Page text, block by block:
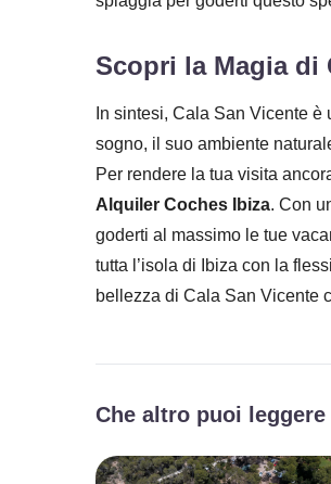
Scopri la Magia di
In sintesi, Cala San Vicente
sogno, il suo ambiente
Per rendere la tua visita
Alquiler Coches Ibiza. Con
goderti al massimo le tue
tutta l’isola di Ibiza con la
bellezza di Cala San Vicente
Che altro puoi leggere